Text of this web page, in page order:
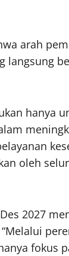
arah
langsung
hanya
oleh
2027
fokus